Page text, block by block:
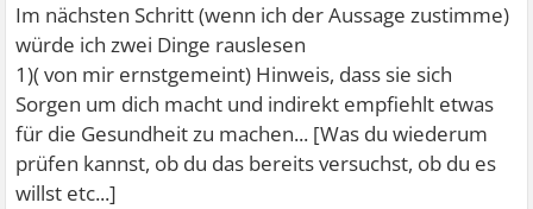
Im nächsten Schritt (wenn ich der Aussage zustimme)
würde ich zwei Dinge rauslesen
1)( von mir ernstgemeint) Hinweis, dass sie sich
Sorgen um dich macht und indirekt empfiehlt etwas
für die Gesundheit zu machen... [Was du wiederum
prüfen kannst, ob du das bereits versuchst, ob du es
willst etc...]